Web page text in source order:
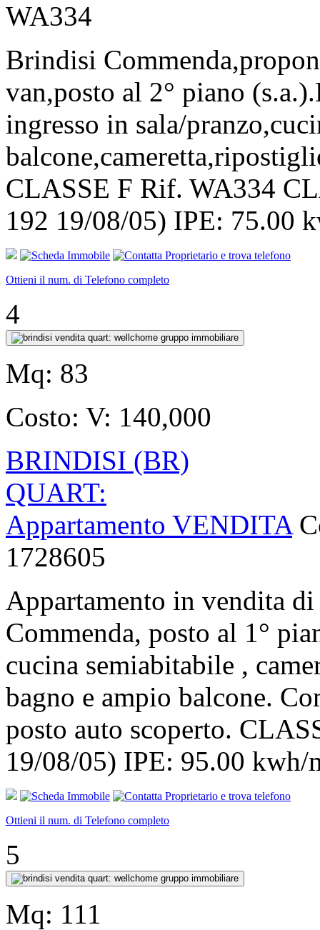
WA334
Brindisi
van,posto al 2° piano
ingresso in sala/
CLASSE F Rif. WA334
192 19/08/05) IPE: 75.00
Ottieni il num. di Telefono completo
4
Mq: 83
Costo: V: 140,000
BRINDISI (BR)
QUART:
Appartamento VENDITA
1728605
Appartamento in vendita
Commenda, posto al 1°
cucina semiabitabile ,
bagno e ampio balcone.
posto auto scoperto.
19/08/05) IPE: 95.00 kwh/
Ottieni il num. di Telefono completo
5
Mq: 111